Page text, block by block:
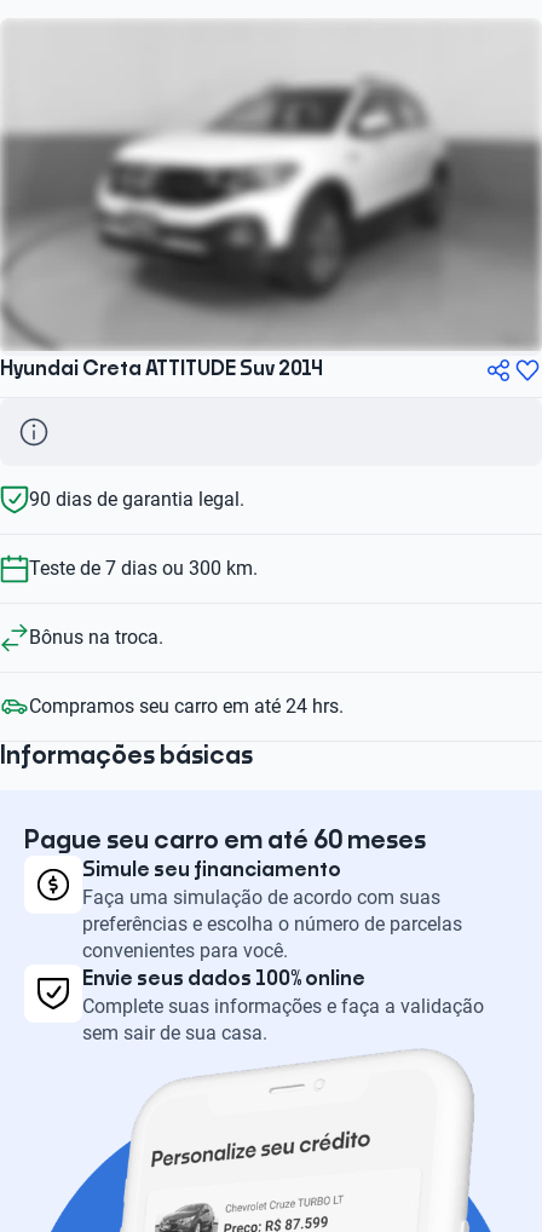
Hyundai Creta ATTITUDE Suv 2014
90 dias de garantia legal.
Teste de 7 dias ou 300 km.
Bônus na troca.
Compramos seu carro em até 24 hrs.
Informações básicas
Pague seu carro em até 60 meses
Simule seu financiamento
Faça uma simulação de acordo com suas
preferências e escolha o número de parcelas
convenientes para você.
Envie seus dados 100% online
Complete suas informações e faça a validação
sem sair de sua casa.